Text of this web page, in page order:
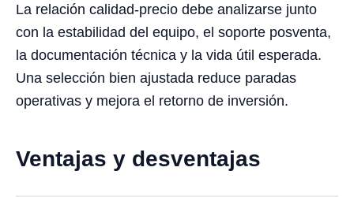
La relación calidad-precio debe analizarse junto
con la estabilidad del equipo, el soporte posventa,
la documentación técnica y la vida útil esperada.
Una selección bien ajustada reduce paradas
operativas y mejora el retorno de inversión.
Ventajas y desventajas